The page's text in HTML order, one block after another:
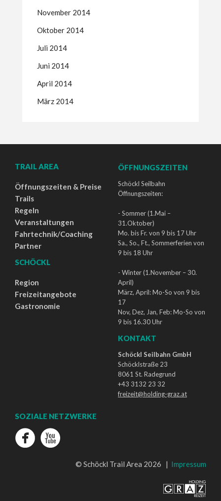
November 2014
Oktober 2014
Juli 2014
Juni 2014
April 2014
März 2014
TRAIL AREA
Öffnungszeiten & Preise
Trails
Regeln
Veranstaltungen
Fahrtechnik/Coaching
Partner
SCHÖCKL
Region
Freizeitangebote
Gastronomie
ÖFFNUNGSZEITEN
Schöckl Seilbahn
Öffnungszeiten:
- Sommer (1.Mai –
31.Oktober)
Mo. bis Fr. von 9 bis 17 Uhr
Sa., So., Ft., Sommerferien von
9 bis 18 Uhr
- Winter (1.November – 30.
April)
März, April: Mo-So von 9 bis
17
Nov, Dez, Jan, Feb: Mo-So von
9 bis 16.30 Uhr
KONTAKT
Schöckl Seilbahn GmbH
Schöcklstraße 23
8061 St. Radegrund
+43 3132 23 32
freizeit@holding-graz.at
SOZIALE NETZWERKE
© Schöckl Trail Area 2026 | Impressum